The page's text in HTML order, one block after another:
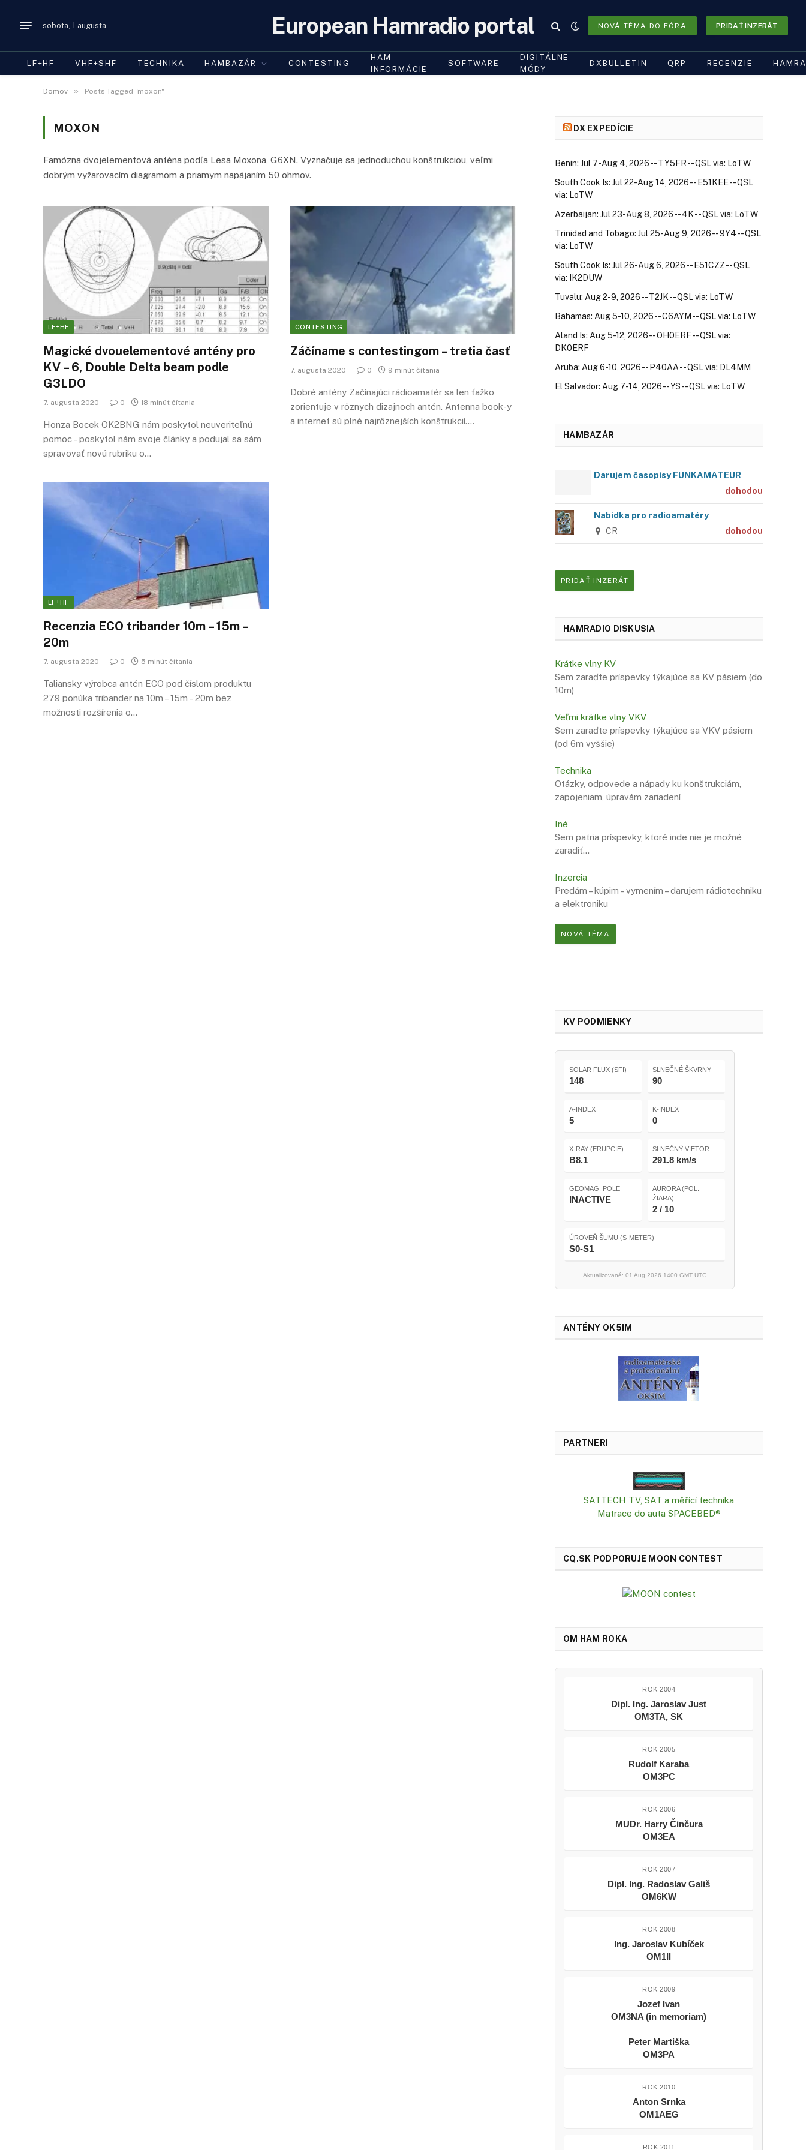
sobota, 1 augusta European Hamradio portal NOVÁ TÉMA DO FÓRA PRIDAŤ INZERÁT
LF+HF VHF+SHF TECHNIKA HAMBAZÁR CONTESTING
HAM
INFORMÁCIE
SOFTWARE
DIGITÁLNE
MÓDY
DXBULLETIN QRP RECENZIE
Domov » Posts Tagged "moxon"
MOXON
Famózna dvojelementová anténa podľa Lesa Moxona, G6XN. Vyznačuje sa jednoduchou konštrukciou, veľmi
dobrým vyžarovacím diagramom a priamym napájaním 50 ohmov.
LF+HF
Magické dvouelementové antény pro
KV – 6, Double Delta beam podle
G3LDO
7. augusta 2020 0 18 minút čítania
Honza Bocek OK2BNG nám poskytol neuveriteľnú
pomoc – poskytol nám svoje články a podujal sa sám
spravovať novú rubriku o…
CONTESTING
Záčíname s contestingom – tretia časť
7. augusta 2020 0 9 minút čítania
Dobré antény Začínajúci rádioamatér sa len ťažko
zorientuje v rôznych dizajnoch antén. Antenna book-y
a internet sú plné najrôznejších konštrukcií.…
LF+HF
Recenzia ECO tribander 10m – 15m –
20m
7. augusta 2020 0 5 minút čítania
Taliansky výrobca antén ECO pod číslom produktu
279 ponúka tribander na 10m – 15m – 20m bez
možnosti rozšírenia o…
DX EXPEDÍCIE
Benin: Jul 7-Aug 4, 2026 -- TY5FR -- QSL via: LoTW
South Cook Is: Jul 22-Aug 14, 2026 -- E51KEE -- QSL
via: LoTW
Azerbaijan: Jul 23-Aug 8, 2026 -- 4K -- QSL via: LoTW
Trinidad and Tobago: Jul 25-Aug 9, 2026 -- 9Y4 -- QSL
via: LoTW
South Cook Is: Jul 26-Aug 6, 2026 -- E51CZZ -- QSL
via: IK2DUW
Tuvalu: Aug 2-9, 2026 -- T2JK -- QSL via: LoTW
Bahamas: Aug 5-10, 2026 -- C6AYM -- QSL via: LoTW
Aland Is: Aug 5-12, 2026 -- OH0ERF -- QSL via:
DK0ERF
Aruba: Aug 6-10, 2026 -- P40AA -- QSL via: DL4MM
El Salvador: Aug 7-14, 2026 -- YS -- QSL via: LoTW
HAMBAZÁR
Darujem časopisy FUNKAMATEUR
dohodou
Nabídka pro radioamatéry
CR dohodou
PRIDAŤ INZERÁT
HAMRADIO DISKUSIA
Krátke vlny KV
Sem zaraďte príspevky týkajúce sa KV pásiem (do
10m)
Veľmi krátke vlny VKV
Sem zaraďte príspevky týkajúce sa VKV pásiem
(od 6m vyššie)
Technika
Otázky, odpovede a nápady ku konštrukciám,
zapojeniam, úpravám zariadení
Iné
Sem patria príspevky, ktoré inde nie je možné
zaradiť…
Inzercia
Predám – kúpim – vymením – darujem rádiotechniku
a elektroniku
NOVÁ TÉMA
KV PODMIENKY
SOLAR FLUX (SFI)
148
SLNEČNÉ ŠKVRNY
90
A-INDEX
5
K-INDEX
0
X-RAY (ERUPCIE)
B8.1
SLNEČNÝ VIETOR
291.8 km/s
GEOMAG. POLE
INACTIVE
AURORA (POL.
ŽIARA)
2 / 10
ÚROVEŇ ŠUMU (S-METER)
S0-S1
Aktualizované: 01 Aug 2026 1400 GMT UTC
ANTÉNY OK5IM
PARTNERI
SATTECH TV, SAT a měřící technika
Matrace do auta SPACEBED®
CQ.SK PODPORUJE MOON CONTEST
OM HAM ROKA
ROK 2004
Dipl. Ing. Jaroslav Just
OM3TA, SK
ROK 2005
Rudolf Karaba
OM3PC
ROK 2006
MUDr. Harry Činčura
OM3EA
ROK 2007
Dipl. Ing. Radoslav Gališ
OM6KW
ROK 2008
Ing. Jaroslav Kubíček
OM1II
ROK 2009
Jozef Ivan
OM3NA (in memoriam)
Peter Martiška
OM3PA
ROK 2010
Anton Srnka
OM1AEG
ROK 2011